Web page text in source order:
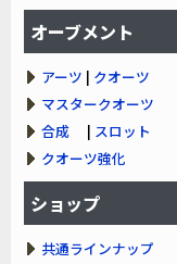
オーブメント
アーツ | クオーツ
マスタークオーツ
合成 | スロット
クオーツ強化
ショップ
共通ラインナップ